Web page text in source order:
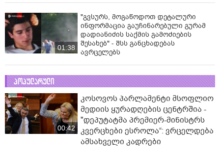
01:38
"გვსურს, მოგაწოდოთ დეტალური
ინფორმაცია გაუჩინარებული გურამ
დადიანიძის საქმის გამოძიების
შესახებ" - შსს განცხადებას
ავრცელებს
პოპულარული
00:42
კოსოვოს პარლამენტი მსოფლიო
მედიის ყურადღების ცენტრშია -
"დეპუტატმა პრემიერ-მინისტრს
კვერცხები ესროლა“: ვრცელდება
ამსახველი კადრები